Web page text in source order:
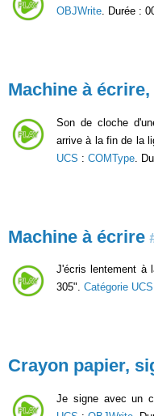
OBJWrite . Durée :
Machine à
Son de cloche
arrive à la fin de la
UCS : COMType .
Machine à écrire
J'écris lentement à
305". Catégorie UCS
Crayon papier,
Je signe avec un